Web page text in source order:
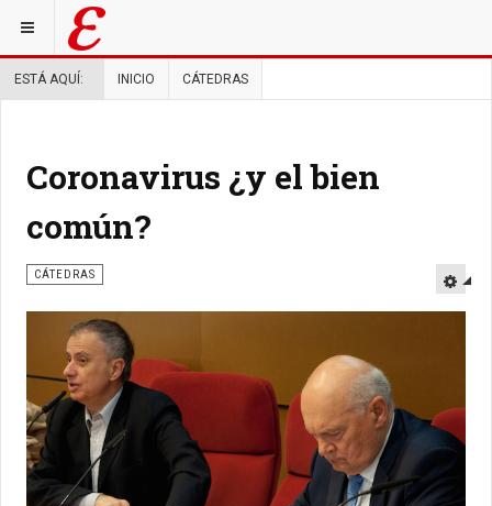
ESTÁ AQUÍ: INICIO CÁTEDRAS
Coronavirus ¿y el bien
común?
CÁTEDRAS